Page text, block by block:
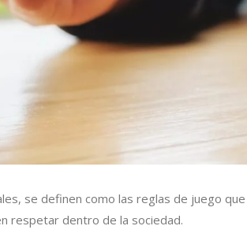
se definen como las reglas de juego
respetar dentro de la sociedad.